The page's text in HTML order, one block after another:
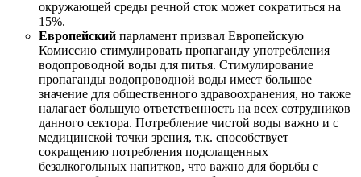
окружающей среды речной сток может сократиться на
15%.
Европейский парламент призвал Европейскую
Комиссию стимулировать пропаганду употребления
водопроводной воды для питья. Стимулирование
пропаганды водопроводной воды имеет большое
значение для общественного здравоохранения, но также
налагает большую ответственность на всех сотрудников
данного сектора. Потребление чистой воды важно и с
медицинской точки зрения, т.к. способствует
сокращению потребления подслащенных
безалкогольных напитков, что важно для борьбы с